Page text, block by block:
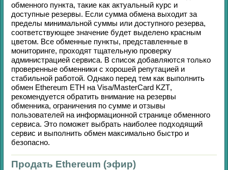
обменного пункта, такие как актуальный курс и
доступные резервы. Если сумма обмена выходит за
пределы минимальной суммы или доступного резерва,
соответствующее значение будет выделено красным
цветом. Все обменные пункты, представленные в
мониторинге, проходят тщательную проверку
администрацией сервиса. В список добавляются только
проверенные обменники с хорошей репутацией и
стабильной работой. Однако перед тем как выполнить
обмен Ethereum ETH на Visa/MasterCard KZT,
рекомендуется обратить внимание на резервы
обменника, ограничения по сумме и отзывы
пользователей на информационной странице обменного
сервиса. Это поможет выбрать наиболее подходящий
сервис и выполнить обмен максимально быстро и
безопасно.
Продать Ethereum (эфир)